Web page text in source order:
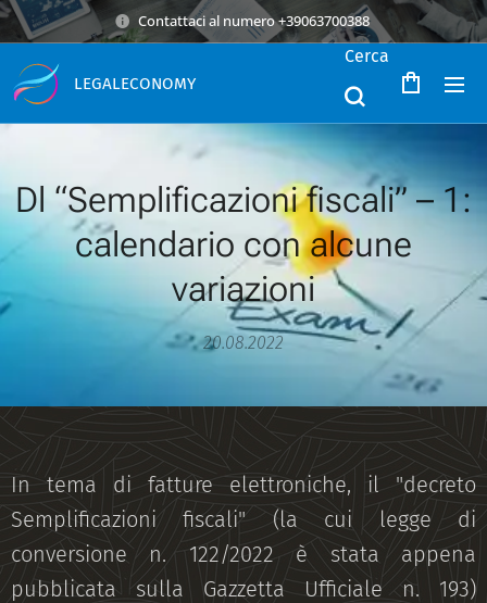
Contattaci al numero +39063700388
LEGALECONOMY
Cerca
Dl “Semplificazioni fiscali” – 1:
calendario con alcune
variazioni
20.08.2022
In tema di fatture elettroniche, il "decreto
Semplificazioni fiscali" (la cui legge di
conversione n. 122/2022 è stata appena
pubblicata sulla Gazzetta Ufficiale n. 193)